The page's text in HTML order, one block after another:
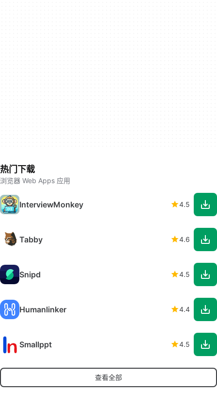
热门下载
浏览器 Web Apps 应用
InterviewMonkey 4.5
Tabby 4.6
Snipd 4.5
Humanlinker 4.4
Smallppt 4.5
查看全部